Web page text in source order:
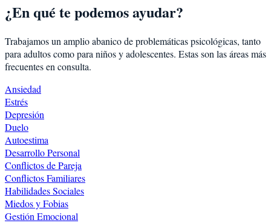
¿En qué te podemos ayudar?
Trabajamos un amplio abanico de problemáticas psicológicas, tanto
para adultos como para niños y adolescentes. Estas son las áreas más
frecuentes en consulta.
Ansiedad
Estrés
Depresión
Duelo
Autoestima
Desarrollo Personal
Conflictos de Pareja
Conflictos Familiares
Habilidades Sociales
Miedos y Fobias
Gestión Emocional